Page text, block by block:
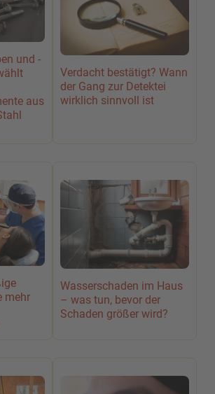
und -
aus
Verdacht bestätigt? Wann
der Gang zur Detektei
wirklich sinnvoll ist
mehr
Wasserschaden im Haus
– was tun, bevor der
Schaden größer wird?